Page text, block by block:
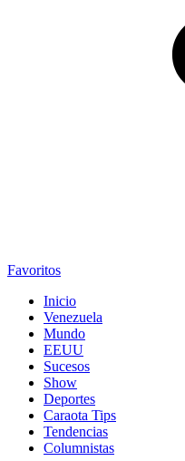
Favoritos
Inicio
Venezuela
Mundo
EEUU
Sucesos
Show
Deportes
Caraota Tips
Tendencias
Columnistas